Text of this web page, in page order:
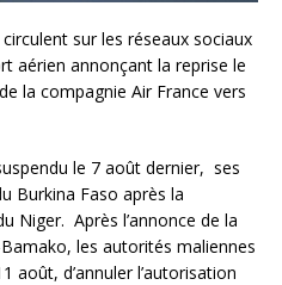
sur les réseaux sociaux
aérien annonçant la reprise le
la compagnie Air France vers
le 7 août dernier, ses
Burkina Faso après la
Niger. Après l’annonce de la
les autorités maliennes
août, d’annuler l’autorisation